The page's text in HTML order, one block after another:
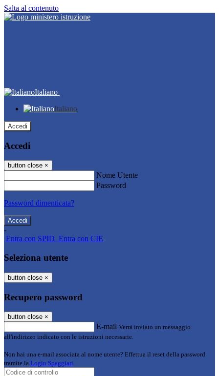
Salta al contenuto
Italiano
Italiano
Accedi
Accedi
button close ×
Nome Utente
Password
Password dimenticata?
-
Entra con SPID Entra con CIE
Seleziona utente
button close ×
Recupero password
button close ×
E-mail Verrà inviato un messaggio
all'indirizzo indicato con le istruzioni necessarie.
Non hai una e-mail associata al nome utente? Effettua il reset della password
tramite la Login Spaggiari